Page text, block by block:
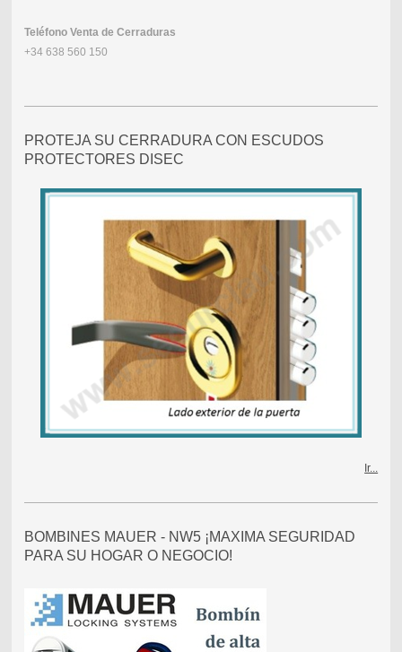
Teléfono Venta de Cerraduras
+34 638 560 150
PROTEJA SU CERRADURA CON ESCUDOS
PROTECTORES DISEC
Ir...
BOMBINES MAUER - NW5 ¡MAXIMA SEGURIDAD
PARA SU HOGAR O NEGOCIO!